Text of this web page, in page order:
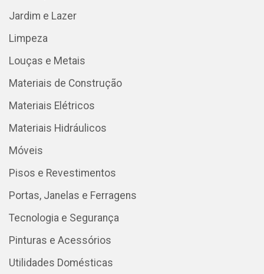
Jardim e Lazer
Limpeza
Louças e Metais
Materiais de Construção
Materiais Elétricos
Materiais Hidráulicos
Móveis
Pisos e Revestimentos
Portas, Janelas e Ferragens
Tecnologia e Segurança
Pinturas e Acessórios
Utilidades Domésticas